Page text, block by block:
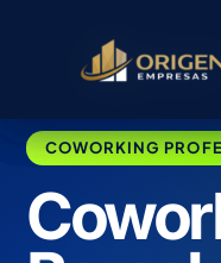
COWORKING